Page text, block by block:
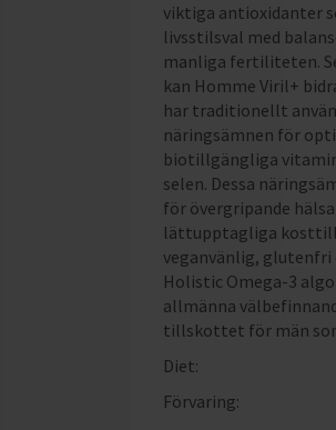
viktiga antioxidanter
livsstilsval med
manliga fertiliteten.
kan Homme Viril+
har traditionellt
näringsämnen för
biotillgängliga
selen. Dessa
för övergripande
lättupptagliga
veganvänlig, glutenfri
Holistic Omega-3
allmänna
tillskottet för män
Diet:
Förvaring: